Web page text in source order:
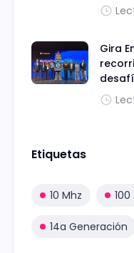
Gira
Etiquetas
10 Mhz 100
14a Generación